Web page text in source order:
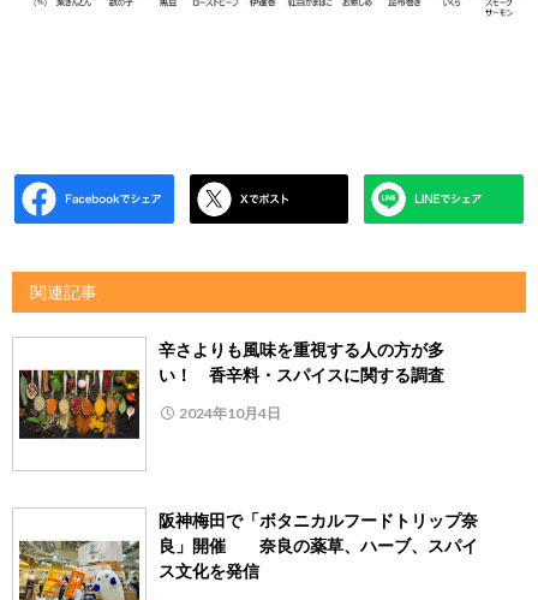
関連記事
辛さよりも風味を重視する人の方が多
い！ 香辛料・スパイスに関する調査
2024年10月4日
阪神梅田で「ボタニカルフードトリップ奈
良」開催 奈良の薬草、ハーブ、スパイ
ス文化を発信